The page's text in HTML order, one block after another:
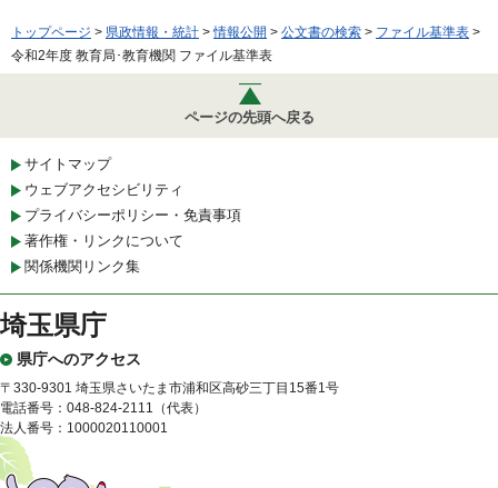
トップページ > 県政情報・統計 >情報公開 > 公文書の検索 > ファイル基準表 >
令和2年度 教育局･教育機関 ファイル基準表
ページの先頭へ戻る
サイトマップ
ウェブアクセシビリティ
プライバシーポリシー・免責事項
著作権・リンクについて
関係機関リンク集
埼玉県庁
県庁へのアクセス
〒330-9301 埼玉県さいたま市浦和区高砂三丁目15番1号
電話番号：048-824-2111（代表）
法人番号：1000020110001